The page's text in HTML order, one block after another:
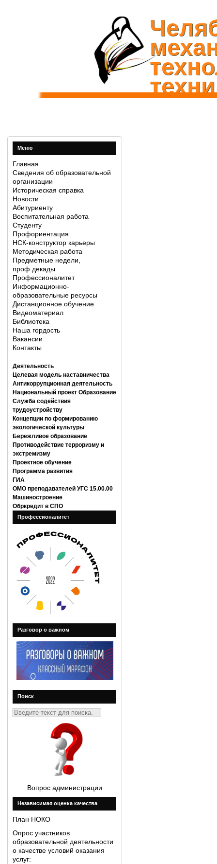
Меню
Главная
Сведения об образовательной
организации
Историческая справка
Новости
Абитуриенту
Воспитательная работа
Студенту
Профориентация
НСК-конструктор карьеры
Методическая работа
Предметные недели,
проф.декады
Профессионалитет
Информационно-
образовательные ресурсы
Дистанционное обучение
Видеоматериал
Библиотека
Наша гордость
Вакансии
Контакты
Деятельность
Целевая модель наставничества
Антикоррупционная деятельность
Национальный проект Образование
Служба содействия
трудоустройству
Концепции по формированию
экологической культуры
Бережливое образование
Противодействие терроризму и
экстремизму
Проектное обучение
Программа развития
ГИА
ОМО преподавателей УГС 15.00.00
Машиностроение
Обркредит в СПО
Профессионалитет
Разговор о важном
Поиск
Вопрос администрации
Незавиcимая оценка качества
План НОКО
Опрос участников
образовательной деятельности
о качестве условий оказания
услуг: